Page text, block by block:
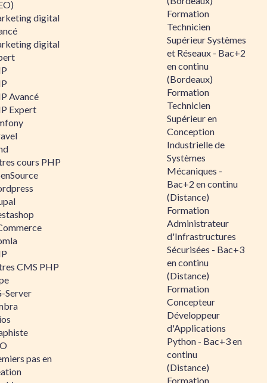
digital
digital
Avancé
Expert
cours PHP
CMS PHP
Server
pas en
Formation
Technicien
Supérieur Systèmes
et Réseaux - Bac+2
en continu
(Bordeaux)
Formation
Technicien
Supérieur en
Conception
Industrielle de
Systèmes
Mécaniques -
Bac+2 en continu
(Distance)
Formation
Administrateur
d'Infrastructures
Sécurisées - Bac+3
en continu
(Distance)
Formation
Concepteur
Développeur
d'Applications
Python - Bac+3 en
continu
(Distance)
Formation